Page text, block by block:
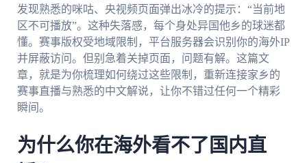
发现熟悉的咪咕、央视频页面弹出冰冷的提示：“当前地
区不可播放”。这种失落感，每个身处异国他乡的球迷都
懂。赛事版权受地域限制，平台服务器会识别你的海外IP
并屏蔽访问。但别急着关掉页面，问题有解。这篇文
章，就是为你梳理如何绕过这些限制，重新连接家乡的
赛事直播与熟悉的中文解说，让你不错过任何一个精彩
瞬间。
为什么你在海外看不了国内直